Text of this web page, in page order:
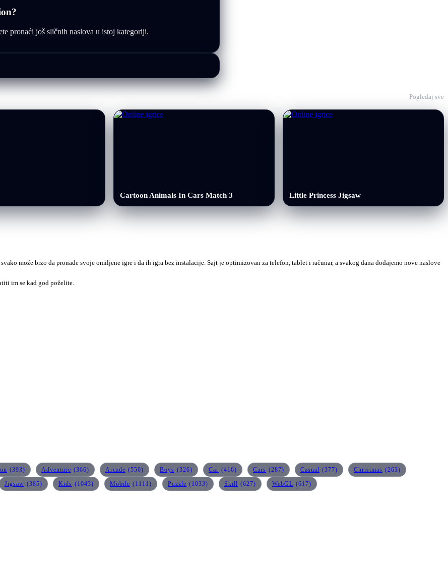
pronaći još sličnih naslova u istoj kategoriji.
Pogledaj sve
Cartoon Animals In Cars Match 3 Little Princess Jigsaw
može brzo da pronađe svoje omiljene igre i da ih igra bez instalacije. Sajt je optimizovan za telefon, tablet i računar, a svakog dana dodajemo nove naslove
im se kad god poželite.
(393) Adventure (366) Arcade (550) Boys (326) Car (416) Cars (287) Casual (377) Christmas (263)
Jigsaw (385) Kids (1043) Mobile (1111) Puzzle (1033) Skill (627) WebGL (617)